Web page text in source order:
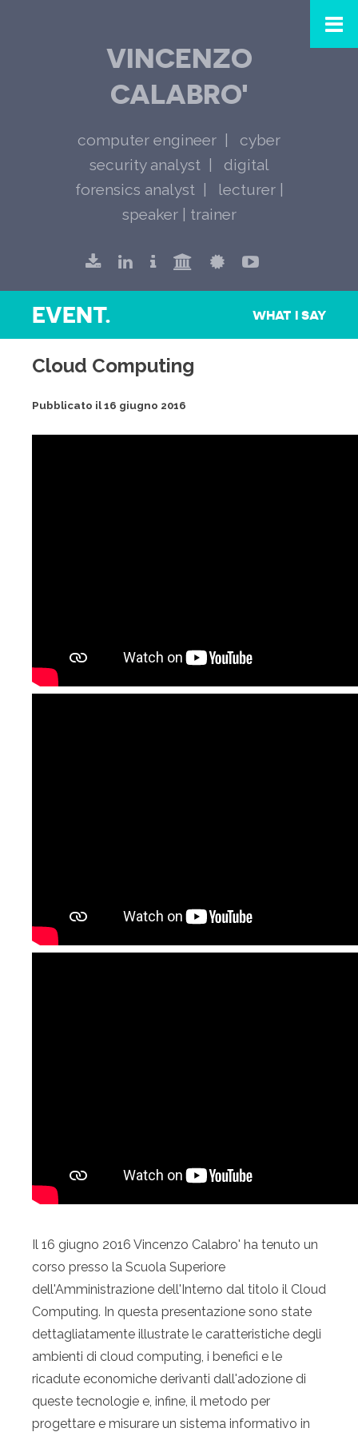
VINCENZO
CALABRO'
computer engineer
cyber
security analyst
digital
forensics analyst
lecturer |
speaker | trainer
EVENT. WHAT I SAY
Cloud Computing
Pubblicato il 16 giugno 2016
Il 16 giugno 2016 Vincenzo Calabro' ha tenuto un
corso presso la Scuola Superiore
dell'Amministrazione dell'Interno dal titolo il Cloud
Computing. In questa presentazione sono state
dettagliatamente illustrate le caratteristiche degli
ambienti di cloud computing, i benefici e le
ricadute economiche derivanti dall'adozione di
queste tecnologie e, infine, il metodo per
progettare e misurare un sistema informativo in